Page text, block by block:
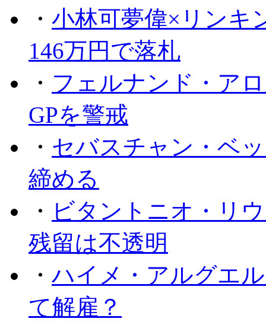
・ 小林可夢偉×リンキ
146万円で落札
・ フェルナンド・ア
GPを警戒
・ セバスチャン・ベ
締める
・ ビタントニオ・リ
残留は不透明
・ハイメ・アルグエ
て解雇？